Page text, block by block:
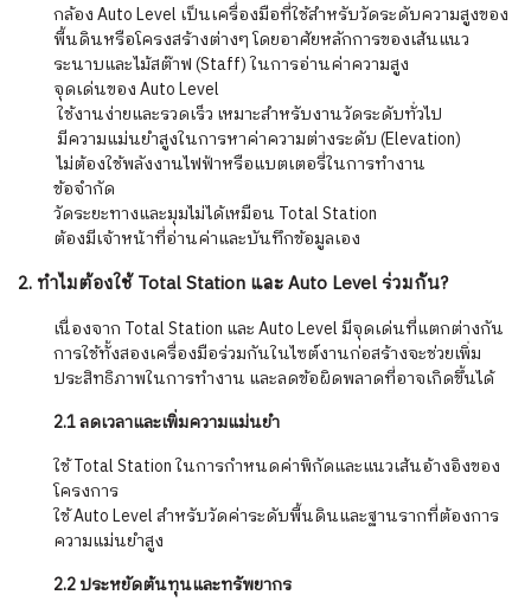
กล้อง Auto Level เป็นเครื่องมือที่ใช้สำหรับวัดระดับความสูงของ
พื้นดินหรือโครงสร้างต่างๆ โดยอาศัยหลักการของเส้นแนว
ระนาบและไม้สต๊าฟ (Staff) ในการอ่านค่าความสูง
จุดเด่นของ Auto Level
️ ใช้งานง่ายและรวดเร็ว เหมาะสำหรับงานวัดระดับทั่วไป
️ มีความแม่นยำสูงในการหาค่าความต่างระดับ (Elevation)
️ ไม่ต้องใช้พลังงานไฟฟ้าหรือแบตเตอรี่ในการทำงาน
ข้อจำกัด
วัดระยะทางและมุมไม่ได้เหมือน Total Station
ต้องมีเจ้าหน้าที่อ่านค่าและบันทึกข้อมูลเอง
2. ทำไมต้องใช้ Total Station และ Auto Level ร่วมกัน?
เนื่องจาก Total Station และ Auto Level มีจุดเด่นที่แตกต่างกัน
การใช้ทั้งสองเครื่องมือร่วมกันในไซต์งานก่อสร้างจะช่วยเพิ่ม
ประสิทธิภาพในการทำงาน และลดข้อผิดพลาดที่อาจเกิดขึ้นได้
2.1 ลดเวลาและเพิ่มความแม่นยำ
ใช้ Total Station ในการกำหนดค่าพิกัดและแนวเส้นอ้างอิงของ
โครงการ
ใช้ Auto Level สำหรับวัดค่าระดับพื้นดินและฐานรากที่ต้องการ
ความแม่นยำสูง
2.2 ประหยัดต้นทุนและทรัพยากร